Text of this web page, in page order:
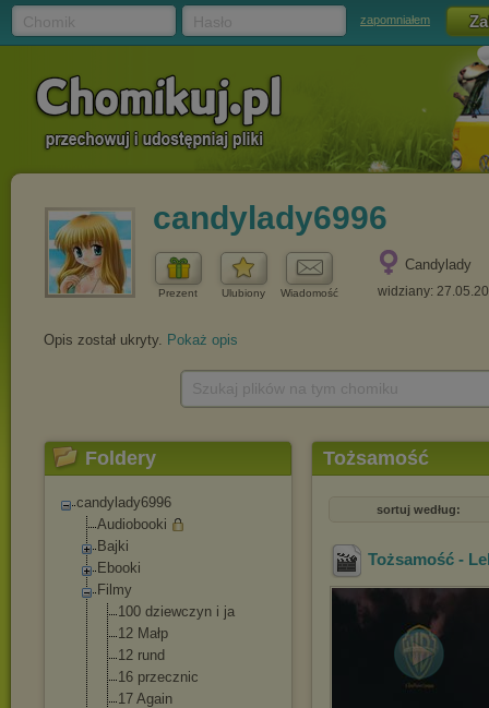
zapomniałem
candylady6996
Prezent Ulubiony Wiadomość
Candylady
widziany:
Opis został ukryty. Pokaż opis
Foldery
candylady6996
Audiobooki
Bajki
Ebooki
Filmy
100 dziewczyn i ja
12 Małp
12 rund
16 przecznic
17 Again
Tożsamość
sortuj według:
Tożsamość -